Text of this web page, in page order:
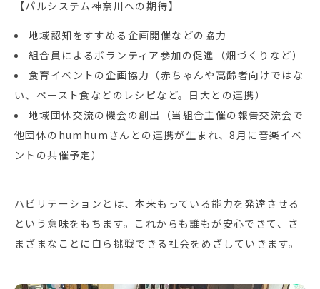
【パルシステム神奈川への期待】
地域認知をすすめる企画開催などの協力
組合員によるボランティア参加の促進（畑づくりなど）
食育イベントの企画協力（赤ちゃんや高齢者向けではな
い、ペースト食などのレシピなど。日大との連携）
地域団体交流の機会の創出（当組合主催の報告交流会で
他団体のhumhumさんとの連携が生まれ、8月に音楽イベ
ントの共催予定）
ハビリテーションとは、本来もっている能力を発達させる
という意味をもちます。これからも誰もが安心できて、さ
まざまなことに自ら挑戦できる社会をめざしていきます。